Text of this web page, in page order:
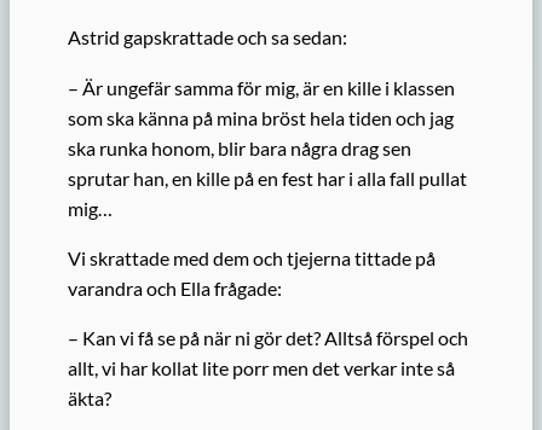
Astrid gapskrattade och sa sedan:
– Är ungefär samma för mig, är en kille i klassen
som ska känna på mina bröst hela tiden och jag
ska runka honom, blir bara några drag sen
sprutar han, en kille på en fest har i alla fall pullat
mig…
Vi skrattade med dem och tjejerna tittade på
varandra och Ella frågade:
– Kan vi få se på när ni gör det? Alltså förspel och
allt, vi har kollat lite porr men det verkar inte så
äkta?